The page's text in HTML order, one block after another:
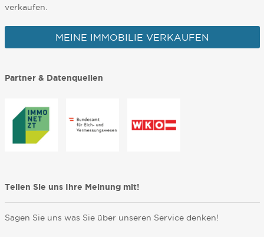
verkaufen.
MEINE IMMOBILIE VERKAUFEN
Partner & Datenquellen
Teilen Sie uns Ihre Meinung mit!
Sagen Sie uns was Sie über unseren Service denken!